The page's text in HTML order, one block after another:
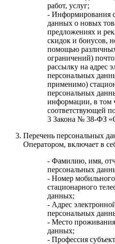
работ, услуг;
- Информирования
данных о новых
предложениях и
скидок и бонусов,
помощью различных
ограничений)
рассылку на адрес
персональных
применимо)
персональных
информации, в том
соответствующей
3 Закона № 38-ФЗ
Перечень персональных
Оператором, включает в
- Фамилию, имя,
персональных
- Номер
стационарного
данных;
- Адрес
персональных
- Место
данных;
- Профессия